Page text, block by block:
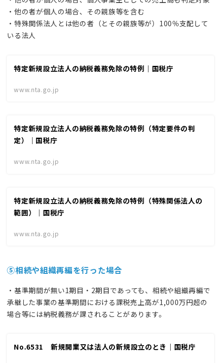
・他の者が個人の場合、その親族等を含む
・特殊関係法人とは他の者（とその親族等が）100％支配して
いる法人
特定新規設立法人の納税義務免除の特例｜国税庁
www.nta.go.jp
特定新規設立法人の納税義務免除の特例（特定要件の判
定）｜国税庁
www.nta.go.jp
特定新規設立法人の納税義務免除の特例（特殊関係法人の
範囲）｜国税庁
www.nta.go.jp
⑤相続や組織再編を行った場合
・基準期間が無い1期目・2期目であっても、相続や組織再編で
承継した事業の基準期間における課税売上高が1,000万円超の
場合等には納税義務が課されることがあります。
No.6531 新規開業又は法人の新規設立のとき｜国税庁